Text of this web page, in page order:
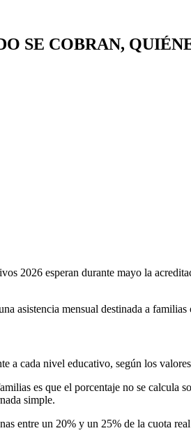
SE COBRAN,
2026 esperan durante mayo la
mensual destinada a familias
a cada nivel educativo, según los
es que el porcentaje no se
simple.
entre un 20% y un 25% de la cuota